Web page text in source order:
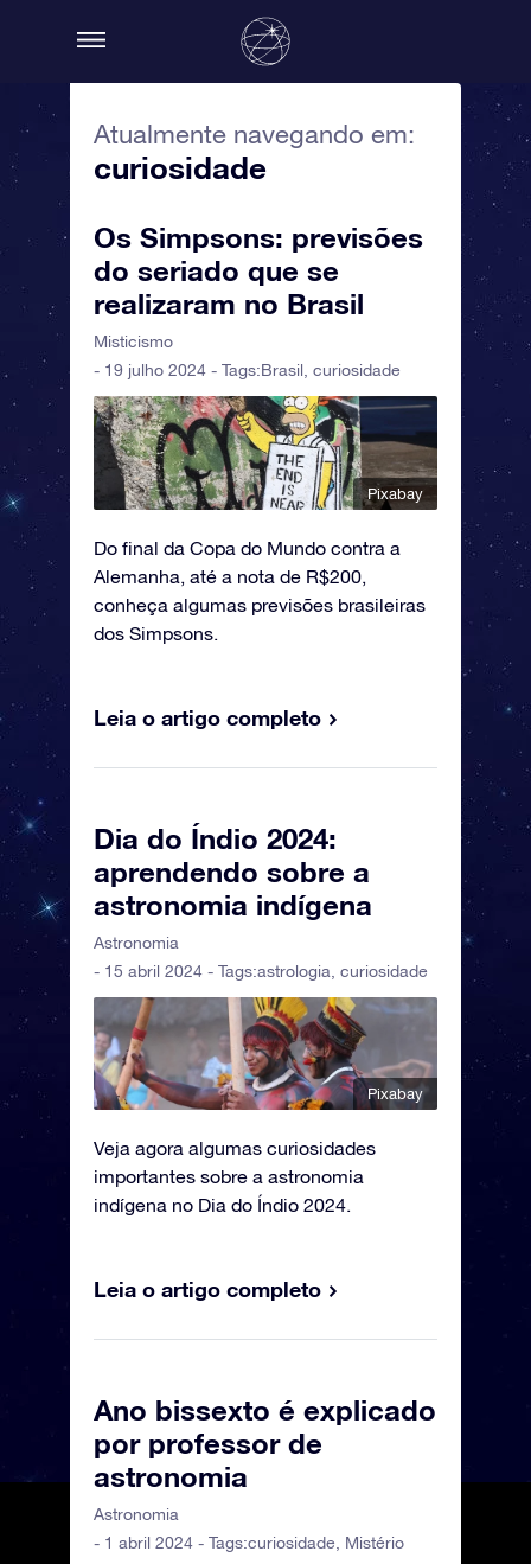
Atualmente navegando em:
curiosidade
Os Simpsons: previsões
do seriado que se
realizaram no Brasil
Misticismo
- 19 julho 2024 - Tags:Brasil curiosidade
Pixabay
Do final da Copa do Mundo contra a
Alemanha, até a nota de R$200,
conheça algumas previsões brasileiras
dos Simpsons.
Leia o artigo completo
Dia do Índio 2024:
aprendendo sobre a
astronomia indígena
Astronomia
- 15 abril 2024 - Tags:astrologia curiosidade
Pixabay
Veja agora algumas curiosidades
importantes sobre a astronomia
indígena no Dia do Índio 2024.
Leia o artigo completo
Ano bissexto é explicado
por professor de
astronomia
Astronomia
- 1 abril 2024 - Tags:curiosidade, Mistério